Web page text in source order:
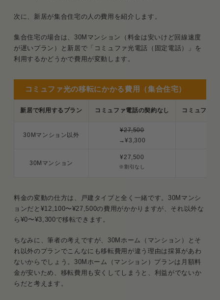
次に、新居が集合住宅の人の費用を紹介します。
集合住宅の場合は、30Mマンション（料金は安いけど回線速度
が遅いプラン）と新居で「コミュファ光電話（固定電話）」を
利用するかどうかで費用が変動します。
新居で利用するプラン コミュファ電話の契約なし コミュファ
30Mマンション以外
¥27,500
→¥3,300
30Mマンション
¥27,500
※割引なし
コミュファ光の移転にかかる費用（集合住宅）
料金の変動の仕方は、戸建タイプと全く一緒です。30Mマンシ
ョンだと¥12,100〜¥27,500の費用がかかりますが、それ以外な
ら¥0〜¥3,300で移転できます。
ちなみに、筆者の考えですが、30Mホーム（マンション）とそ
れ以外のプランでこんなにも移転費用が違う理由は採算があわ
ないからでしょう。30Mホーム（マンション）プランは月額料
金が安いため、移転費用も安くしてしまうと、利益がでないか
らだと考えます。